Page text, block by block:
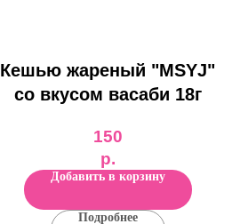
Кешью жареный "MSYJ"
со вкусом васаби 18г
150
р.
Добавить в корзину
Подробнее